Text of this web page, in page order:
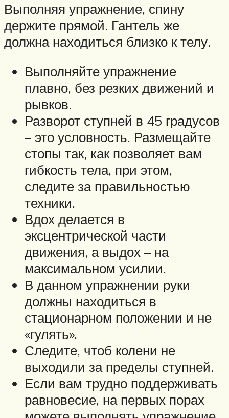
Выполняя упражнение, спину
держите прямой. Гантель же
должна находиться близко к телу.
Выполняйте упражнение
плавно, без резких движений и
рывков.
Разворот ступней в 45 градусов
– это условность. Размещайте
стопы так, как позволяет вам
гибкость тела, при этом,
следите за правильностью
техники.
Вдох делается в
эксцентрической части
движения, а выдох – на
максимальном усилии.
В данном упражнении руки
должны находиться в
стационарном положении и не
«гулять».
Следите, чтоб колени не
выходили за пределы ступней.
Если вам трудно поддерживать
равновесие, на первых порах